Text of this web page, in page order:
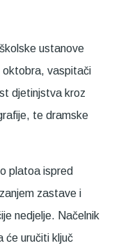
ustanove
oktobra, vaspitači
djetinjstva kroz
te dramske
platoa ispred
zastave i
nedjelje. Načelnik
će uručiti ključ